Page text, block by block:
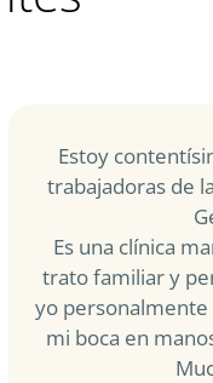
Estoy
trabajadoras de
Es una clínica
trato familiar y
yo personalmente
mi boca en